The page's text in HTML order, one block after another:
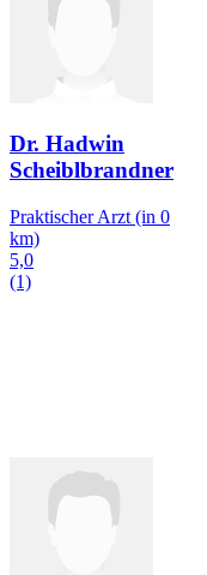
Dr. Hadwin
Scheiblbrandner
Praktischer Arzt (in 0
km)
5,0
(1)